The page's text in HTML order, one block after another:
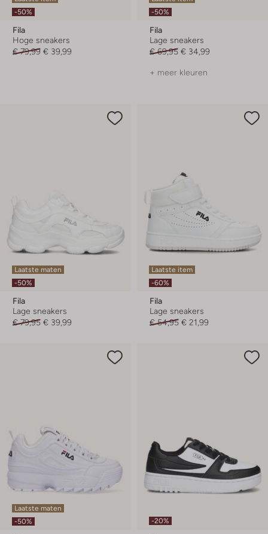
-50%
Fila
Hoge sneakers
€ 79,99 € 39,99
-50%
Fila
Lage sneakers
€ 69,95 € 34,99
+ meer kleuren
Laatste maten
-50%
Fila
Lage sneakers
€ 79,95 € 39,99
Laatste item
-60%
Fila
Lage sneakers
€ 54,95 € 21,99
Laatste maten
-50%
-20%